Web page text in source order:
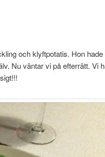
och klyftpotatis. Hon hade
Nu väntar vi på efterrätt. Vi